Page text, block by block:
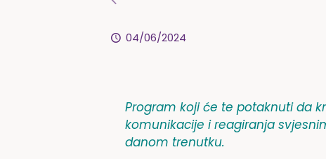
04/06/2024
Program koji će te potaknuti da
komunikacije i reagiranja
danom trenutku.